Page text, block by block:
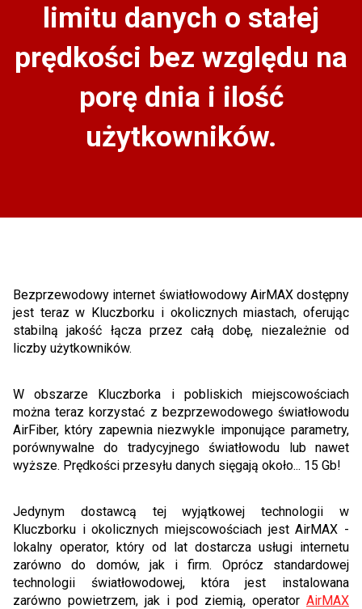
limitu danych o stałej
prędkości bez względu na
porę dnia i ilość
użytkowników.
Bezprzewodowy internet światłowodowy AirMAX dostępny
jest teraz w Kluczborku i okolicznych miastach, oferując
stabilną jakość łącza przez całą dobę, niezależnie od
liczby użytkowników.
W obszarze Kluczborka i pobliskich miejscowościach
można teraz korzystać z bezprzewodowego światłowodu
AirFiber, który zapewnia niezwykle imponujące parametry,
porównywalne do tradycyjnego światłowodu lub nawet
wyższe. Prędkości przesyłu danych sięgają około... 15 Gb!
Jedynym dostawcą tej wyjątkowej technologii w
Kluczborku i okolicznych miejscowościach jest AirMAX -
lokalny operator, który od lat dostarcza usługi internetu
zarówno do domów, jak i firm. Oprócz standardowej
technologii światłowodowej, która jest instalowana
zarówno powietrzem, jak i pod ziemią, operator AirMAX